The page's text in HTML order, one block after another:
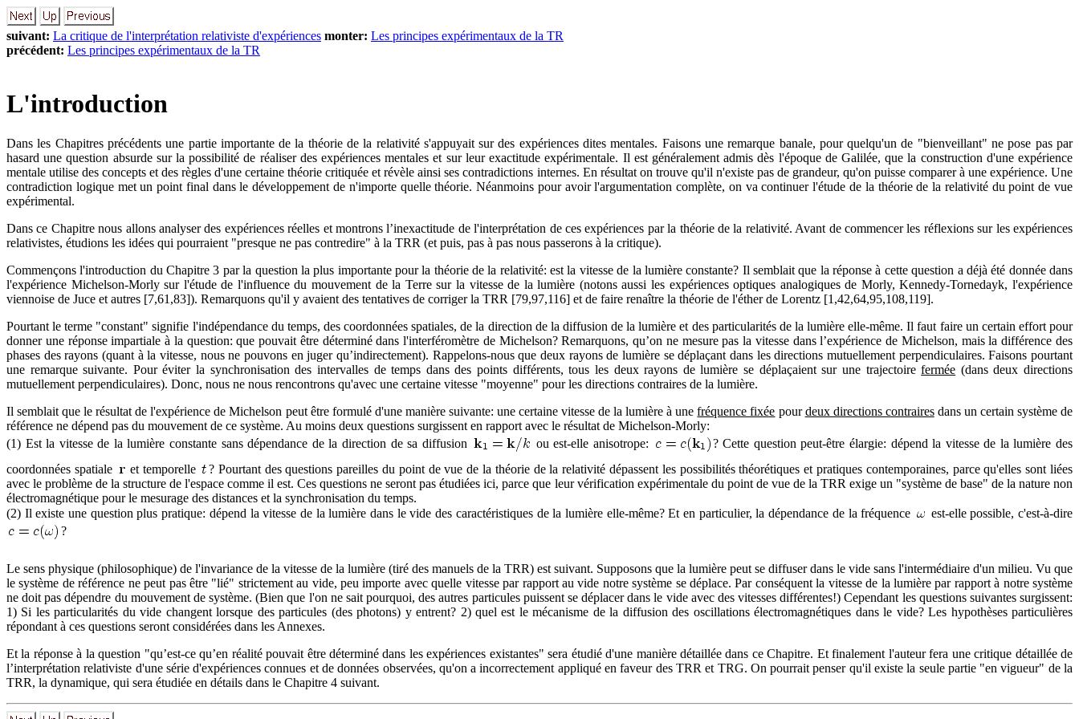
suivant: La critique de l'interprétation relativiste d'expériences monter: Les principes expérimentaux de la TR
précédent: Les principes expérimentaux de la TR
L'introduction
Dans les Chapitres précédents une partie importante de la théorie de la relativité s'appuyait sur des expériences dites mentales. Faisons une remarque banale, pour quelqu'un de "bienveillant" ne pose pas par
hasard une question absurde sur la possibilité de réaliser des expériences mentales et sur leur exactitude expérimentale. Il est généralement admis dès l'époque de Galilée, que la construction d'une expérience
mentale utilise des concepts et des règles d'une certaine théorie critiquée et révèle ainsi ses contradictions internes. En résultat on trouve qu'il n'existe pas de grandeur, qu'on puisse comparer à une expérience. Une
contradiction logique met un point final dans le développement de n'importe quelle théorie. Néanmoins pour avoir l'argumentation complète, on va continuer l'étude de la théorie de la relativité du point de vue
expérimental.
Dans ce Chapitre nous allons analyser des expériences réelles et montrons l’inexactitude de l'interprétation de ces expériences par la théorie de la relativité. Avant de commencer les réflexions sur les expériences
relativistes, étudions les idées qui pourraient "presque ne pas contredire" à la TRR (et puis, pas à pas nous passerons à la critique).
Commençons l'introduction du Chapitre 3 par la question la plus importante pour la théorie de la relativité: est la vitesse de la lumière constante? Il semblait que la réponse à cette question a déjà été donnée dans
l'expérience Michelson-Morly sur l'étude de l'influence du mouvement de la Terre sur la vitesse de la lumière (notons aussi les expériences optiques analogiques de Morly, Kennedy-Tornedayk, l'expérience
viennoise de Juce et autres [7,61,83]). Remarquons qu'il y avaient des tentatives de corriger la TRR [79,97,116] et de faire renaître la théorie de l'éther de Lorentz [1,42,64,95,108,119].
Pourtant le terme "constant" signifie l'indépendance du temps, des coordonnées spatiales, de la direction de la diffusion de la lumière et des particularités de la lumière elle-même. Il faut faire un certain effort pour
donner une réponse impartiale à la question: que pouvait être déterminé dans l'interféromètre de Michelson? Remarquons, qu’on ne mesure pas la vitesse dans l’expérience de Michelson, mais la différence des
phases des rayons (quant à la vitesse, nous ne pouvons en juger qu’indirectement). Rappelons-nous que deux rayons de lumière se déplaçant dans les directions mutuellement perpendiculaires. Faisons pourtant
une remarque suivante. Pour éviter la synchronisation des intervalles de temps dans des points différents, tous les deux rayons de lumière se déplaçaient sur une trajectoirefermée (dans deux directions
mutuellement perpendiculaires). Donc, nous ne nous rencontrons qu'avec une certaine vitesse "moyenne" pour les directions contraires de la lumière.
Il semblait que le résultat de l'expérience de Michelson peut être formulé d'une manière suivante: une certaine vitesse de la lumière à unefréquence fixée pourdeux directions contrairesdans un certain système de
référence ne dépend pas du mouvement de ce système. Au moins deux questions surgissent en rapport avec le résultat de Michelson-Morly:
(1) Est la vitesse de la lumière constante sans dépendance de la direction de sa diffusion
ou est-elle anisotrope:
? Cette question peut-être élargie: dépend la vitesse de la lumière des
coordonnées spatiale
et temporelle
? Pourtant des questions pareilles du point de vue de la théorie de la relativité dépassent les possibilités théorétiques et pratiques contemporaines, parce qu'elles sont liées
avec le problème de la structure de l'espace comme il est. Ces questions ne seront pas étudiées ici, parce que leur vérification expérimentale du point de vue de la TRR exige un "système de base" de la nature non
électromagnétique pour le mesurage des distances et la synchronisation du temps.
(2) Il existe une question plus pratique: dépend la vitesse de la lumière dans le vide des caractéristiques de la lumière elle-même? Et en particulier, la dépendance de la fréquence
est-elle possible, c'est-à-dire
?
Le sens physique (philosophique) de l'invariance de la vitesse de la lumière (tiré des manuels de la TRR) est suivant. Supposons que la lumière peut se diffuser dans le vide sans l'intermédiaire d'un milieu. Vu que
le système de référence ne peut pas être "lié" strictement au vide, peu importe avec quelle vitesse par rapport au vide notre système se déplace. Par conséquent la vitesse de la lumière par rapport à notre système
ne doit pas dépendre du mouvement de système. (Bien que l'on ne sait pourquoi, des autres particules puissent se déplacer dans le vide avec des vitesses différentes!) Cependant les questions suivantes surgissent:
1) Si les particularités du vide changent lorsque des particules (des photons) y entrent? 2) quel est le mécanisme de la diffusion des oscillations électromagnétiques dans le vide? Les hypothèses particulières
répondant à ces questions seront considérées dans les Annexes.
Et la réponse à la question "qu’est-ce qu’en réalité pouvait être déterminé dans les expériences existantes" sera étudié d'une manière détaillée dans ce Chapitre. Et finalement l'auteur fera une critique détaillée de
l’interprétation relativiste d'une série d'expériences connues et de données observées, qu'on a incorrectement appliqué en faveur des TRR et TRG. On pourrait penser qu'il existe la seule partie "en vigueur" de la
TRR, la dynamique, qui sera étudiée en détails dans le Chapitre 4 suivant.